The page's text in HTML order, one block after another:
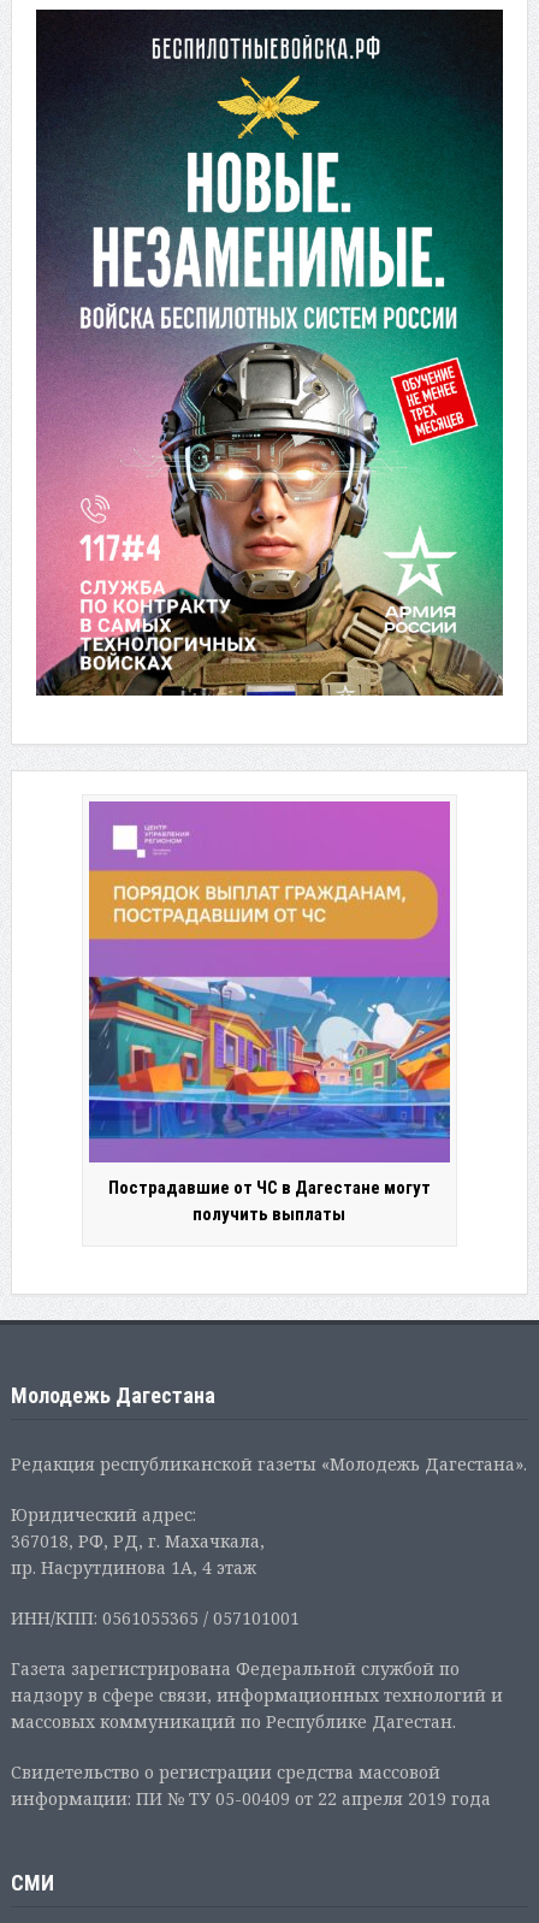
Пострадавшие от ЧС в Дагестане могут
получить выплаты
Молодежь Дагестана
Редакция республиканской газеты «Молодежь Дагестана».
Юридический адрес:
367018, РФ, РД, г. Махачкала,
пр. Насрутдинова 1А, 4 этаж
ИНН/КПП: 0561055365 / 057101001
Газета зарегистрирована Федеральной службой по
надзору в сфере связи, информационных технологий и
массовых коммуникаций по Республике Дагестан.
Свидетельство о регистрации средства массовой
информации: ПИ № ТУ 05-00409 от 22 апреля 2019 года
СМИ